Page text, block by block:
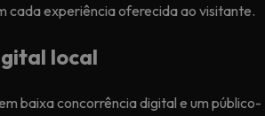
cada experiência oferecida ao visitante.
local
baixa concorrência digital e um público-